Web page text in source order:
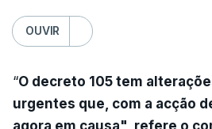
OUVIR
“O decreto 105 tem
urgentes que, com a acção
agora em causa", refere o